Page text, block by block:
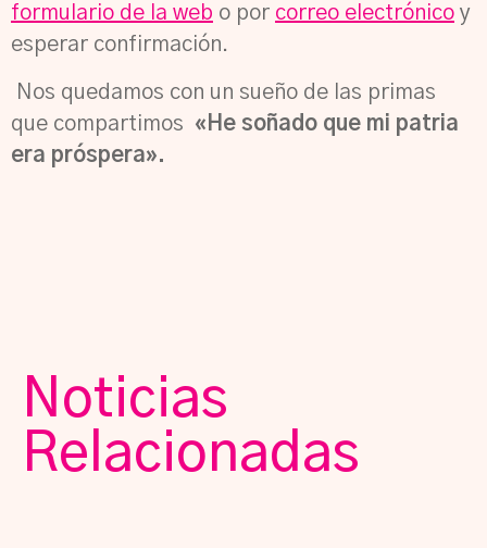
formulario de la web o por correo electrónico y
esperar confirmación.
Nos quedamos con un sueño de las primas
que compartimos «He soñado que mi patria
era próspera».
Noticias
Relacionadas